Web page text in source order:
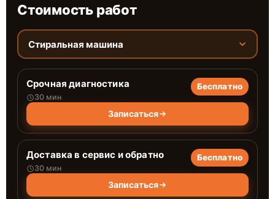
Стоимость работ
Стиральная машина
Срочная диагностика
30 мин
Бесплатно
Записаться
Доставка в сервис и обратно
30 мин
Бесплатно
Записаться